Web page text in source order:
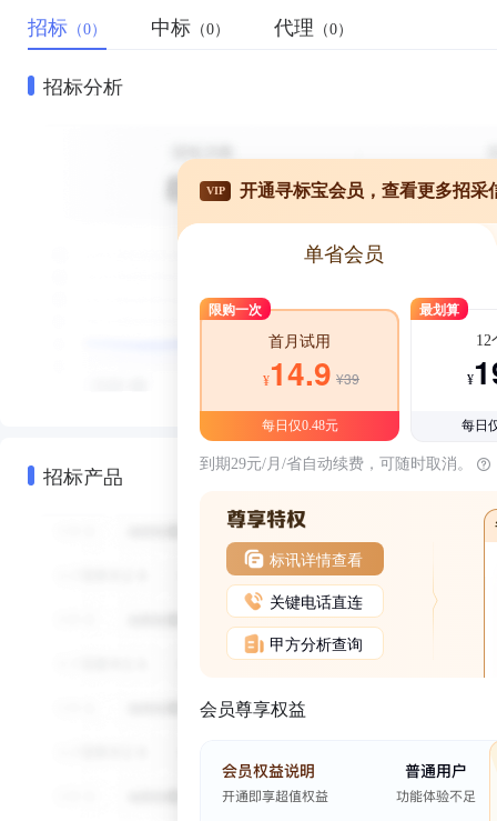
招标 （0） 中标 （0） 代理 （0）
招标分析
招标产品
VIP 开通寻标宝会员，查看更多招采
单省会员
限购一次
首月试用
¥14.9 ¥39
每日仅0.48元
最划算
12
¥
每日
到期29元/月/省自动续费，可随时取消。
标讯详情查看
关键电话直连
甲方分析查询
会员尊享权益